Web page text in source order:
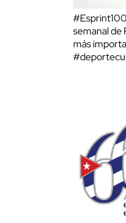
semanal de
más